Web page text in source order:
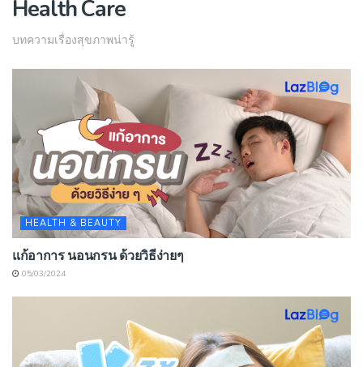
Health Care
บทความเรื่องสุขภาพน่ารู้
HEALTH & BEAUTY
แก้อาการ นอนกรน ด้วยวิธีง่ายๆ
05/03/2024